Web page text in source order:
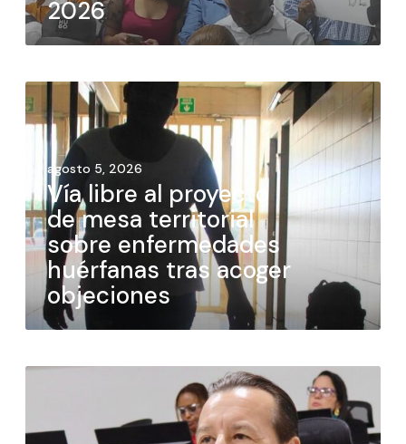
2026
agosto 5, 2026
Vía libre al proyecto
de mesa territorial
sobre enfermedades
huérfanas tras acoger
objeciones